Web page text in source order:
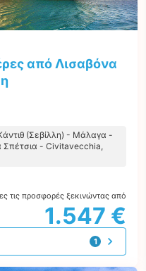
από Λισαβόνα
(Σεβίλλη) - Μάλαγα -
- Civitavecchia,
τις προσφορές ξεκινώντας από
1.547 €
1
προσφορά